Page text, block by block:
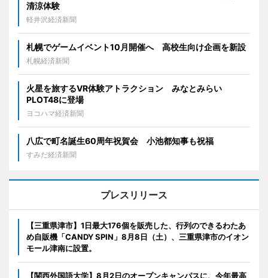
清涼体験
軽井沢経済新聞
札幌でゲームイベント10月開催へ 高校生向け企画を新設
札幌経済新聞
火星を旅するVR体験アトラクション みなとみらい
PLOT48に登場
ヨコハマ経済新聞
八広で町名誕生60周年祝賀会 小池都知事も祝福
すみだ経済新聞
プレスリリース
【三重県津市】1日最大176個を販売した、行列のできるわたあ
め自販機「CANDY SPIN」8月8日（土）、三重県津市のイオン
モール津南に設置。
【関西外国語大学】8月2日のオープンキャンパスに、今年最高